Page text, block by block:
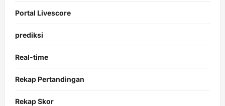
Portal Livescore
prediksi
Real-time
Rekap Pertandingan
Rekap Skor